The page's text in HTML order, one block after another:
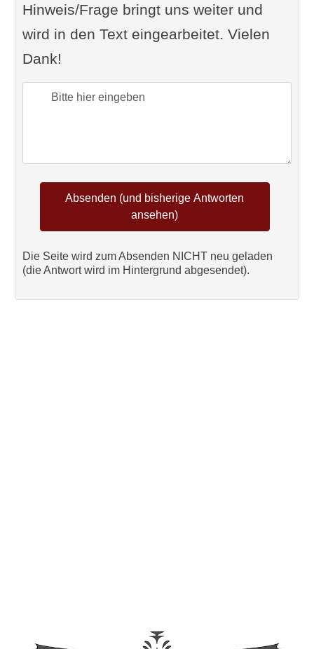
Hinweis/Frage bringt uns weiter und
wird in den Text eingearbeitet. Vielen
Dank!
Die Seite wird zum Absenden NICHT neu geladen
(die Antwort wird im Hintergrund abgesendet).